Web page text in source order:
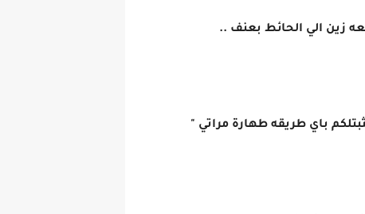
زين الي الحائط بعنف ..
باي طريقه طهارة مراتي "